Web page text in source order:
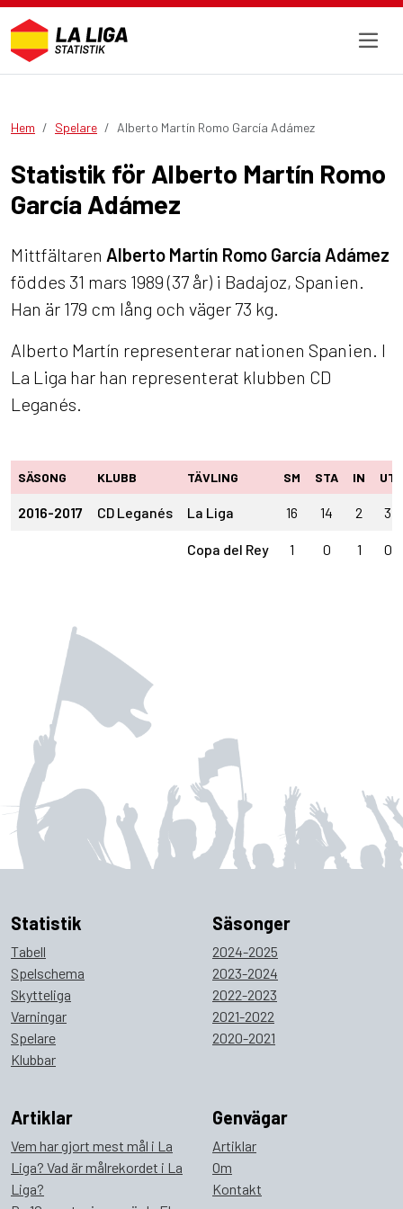
Hem Spelare Alberto Martín Romo García Adámez
Statistik för Alberto Martín Romo
García Adámez
Mittfältaren Alberto Martín Romo García Adámez
föddes 31 mars 1989 (37 år) i Badajoz, Spanien.
Han är 179 cm lång och väger 73 kg.
Alberto Martín representerar nationen Spanien. I
La Liga har han representerat klubben CD
Leganés.
SÄSONG KLUBB TÄVLING SM STA IN UT
2016-2017 CD Leganés La Liga 16 14 2 3
Copa del Rey 1 0 1 0
Statistik
Tabell
Spelschema
Skytteliga
Varningar
Spelare
Klubbar
Säsonger
2024-2025
2023-2024
2022-2023
2021-2022
2020-2021
Artiklar
Vem har gjort mest mål i La
Liga? Vad är målrekordet i La
Liga?
Genvägar
Artiklar
Om
Kontakt